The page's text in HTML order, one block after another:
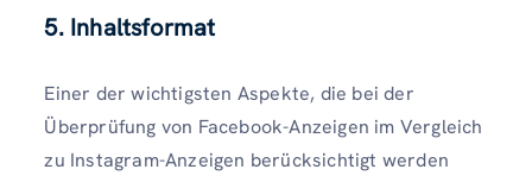
5. Inhaltsformat
Einer der wichtigsten Aspekte, die bei der
Überprüfung von Facebook-Anzeigen im Vergleich
zu Instagram-Anzeigen berücksichtigt werden